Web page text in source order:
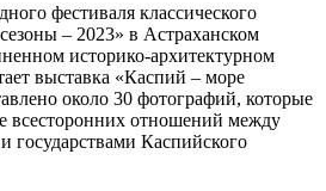
фестиваля классического
– 2023» в Астраханском
историко-архитектурном
выставка «Каспий – море
около 30 фотографий, которые
всесторонних отношений между
государствами Каспийского